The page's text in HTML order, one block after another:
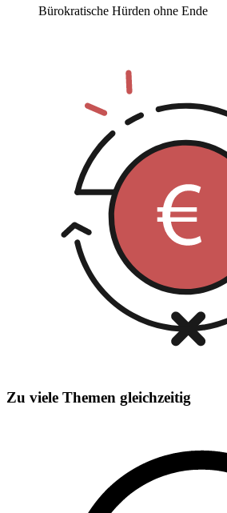
Bürokratische Hürden ohne Ende
Zu viele Themen gleichzeitig